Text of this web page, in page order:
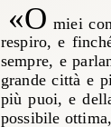
«O miei
respiro, e
sempre, e
grande città e
più puoi, e
possibile